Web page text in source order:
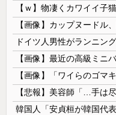
【ｗ】物凄くカワイイ子
【画像】カップヌードル
【画像】最近の高級ミニ
【画像】「ワイらのゴマ
【悲報】美容師「…手は